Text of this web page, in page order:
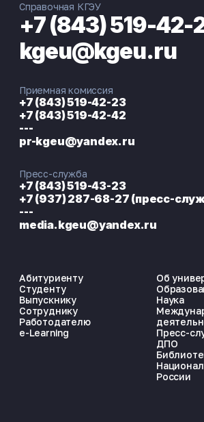
Абитуриенту
Студенту
Выпускнику
Сотруднику
Работодателю
e-Learning
Об
Наука
Пресс-
ДПО
России
Справочная КГЭУ
+7 (843) 519-42-
kgeu@kgeu.ru
Приемная комиссия
+7 (843) 519-42-23
+7 (843) 519-42-42
---
pr-kgeu@yandex.ru
Пресс-служба
+7 (843) 519-43-23
+7 (937) 287-68-27 (пресс-
---
media.kgeu@yandex.ru